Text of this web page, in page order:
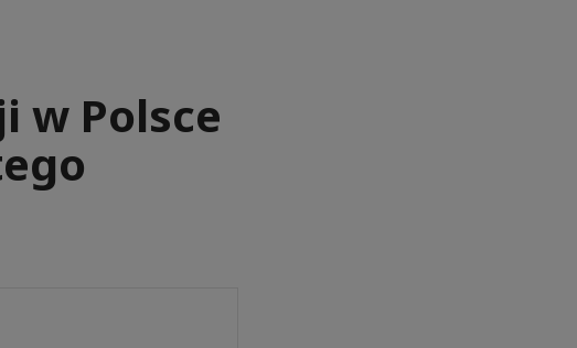
w Polsce